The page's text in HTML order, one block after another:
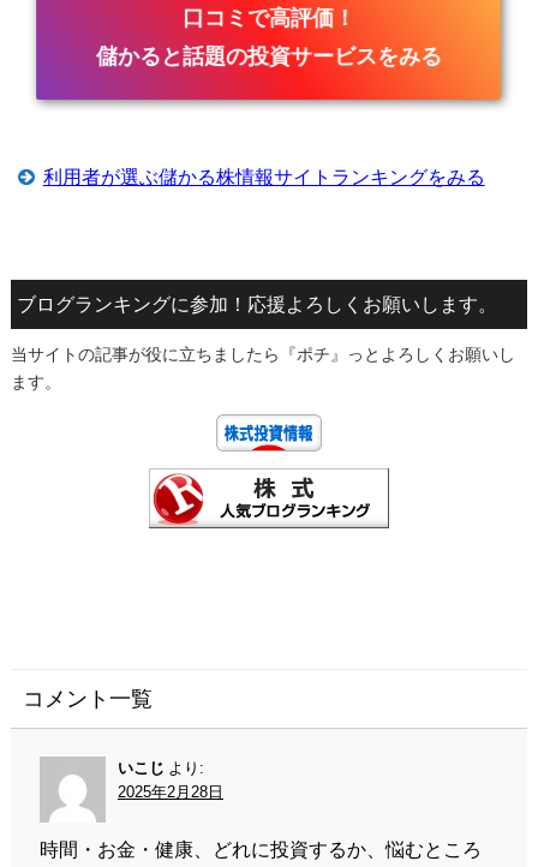
口コミで高評価！
儲かると話題の投資サービスをみる
利用者が選ぶ儲かる株情報サイトランキングをみる
ブログランキングに参加！応援よろしくお願いします。
当サイトの記事が役に立ちましたら『ポチ』っとよろしくお願いし
ます。
コメント一覧
いこじ より:
2025年2月28日
時間・お金・健康、どれに投資するか、悩むところ